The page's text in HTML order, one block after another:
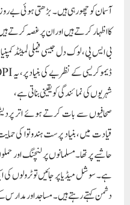
آسمان کو چھو رہی ہیں۔ بڑھتی ہوئی بے
کا اظہار کرتے ہیں اور ان پر غصہ کرتے
بی ایس پی، لوک دل جیسی فیملی لمیٹڈ
شہریوں کی نمائندگی کو یقینی بناتی ہے،
صحافیوں سے بات کرتے ہوئے اتر
قیادت میں، بنیاد پرست ہندوتوا کی
حاشیے پر تھا۔ مسلمانوں پر لنچنگ اور
ہے۔ سوشل میڈیا پر جائیں تو ٹرولوں کی
دشمن کہتے رہتے ہیں۔ مساجد اور